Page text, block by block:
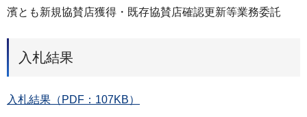
濱とも新規協賛店獲得・既存協賛店確認更新等業務委託
入札結果
入札結果（PDF：107KB）